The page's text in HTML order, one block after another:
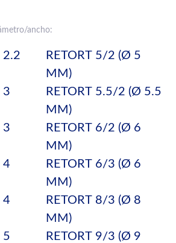
ancho:
2.2
3
3
4
4
5
RETORT 5/2 (Ø 5
MM)
RETORT 5.5/2 (Ø 5.5
MM)
RETORT 6/2 (Ø 6
MM)
RETORT 6/3 (Ø 6
MM)
RETORT 8/3 (Ø 8
MM)
RETORT 9/3 (Ø 9